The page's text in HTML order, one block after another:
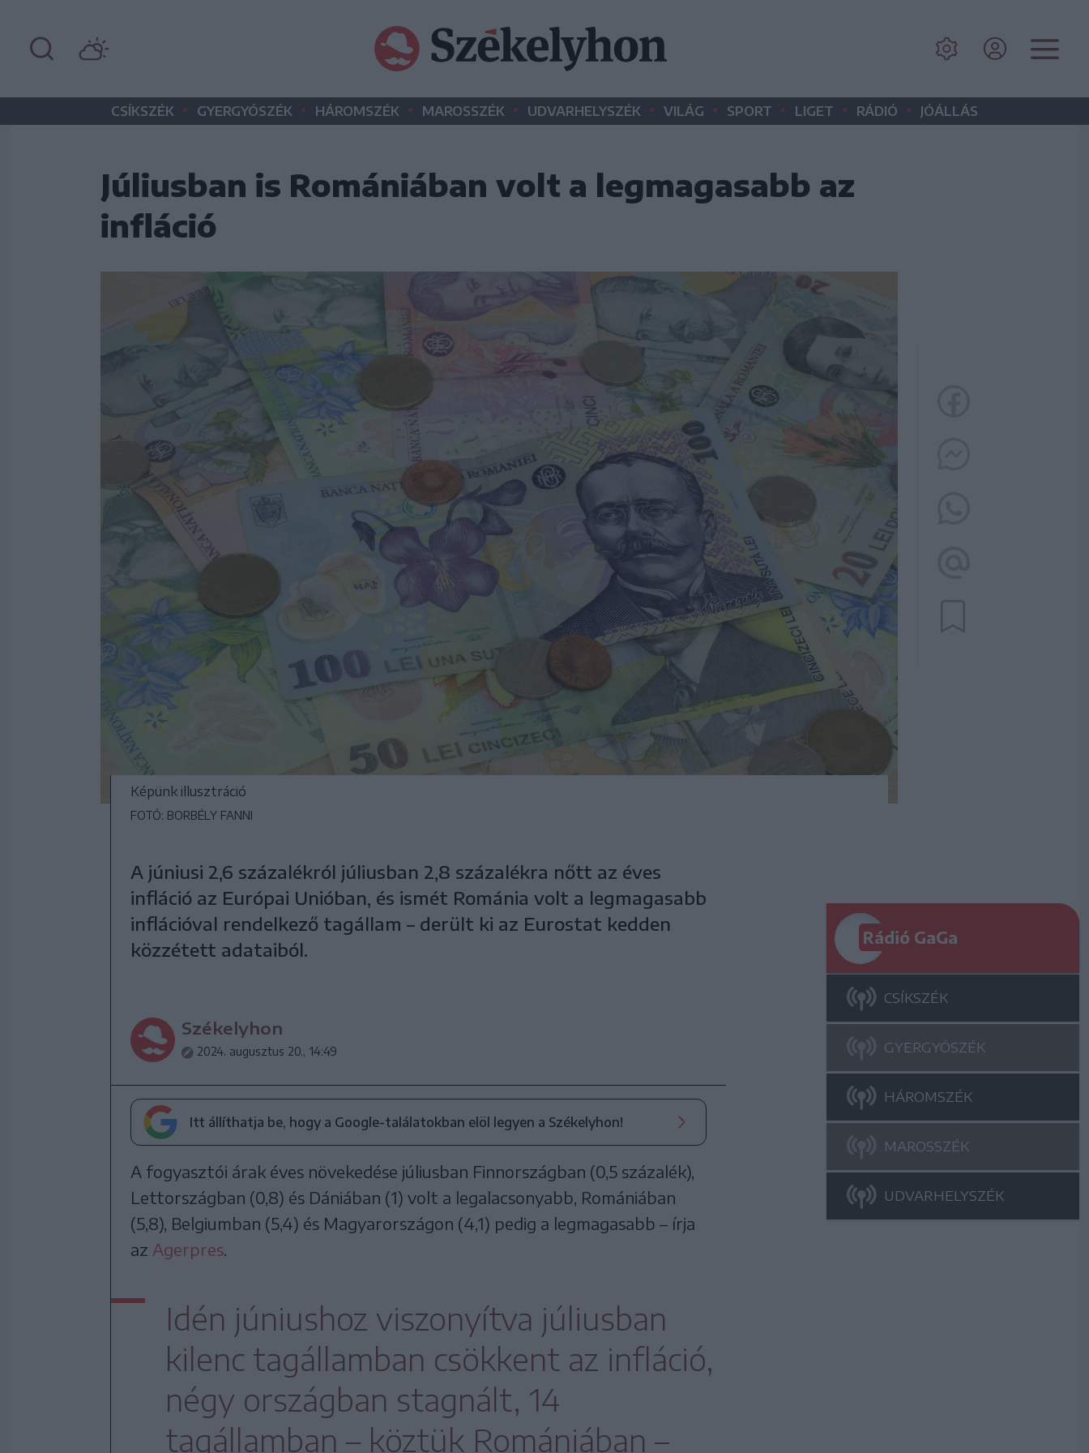
CSÍKSZÉK • GYERGYÓSZÉK • HÁROMSZÉK • MAROSSZÉK • UDVARHELYSZÉK • VILÁG • SPORT • LIGET • RÁDIÓ • JÓÁLLÁS
Júliusban is Romániában volt a legmagasabb az
infláció
Képünk illusztráció
FOTÓ: BORBÉLY FANNI
A júniusi 2,6 százalékról júliusban 2,8 százalékra nőtt az éves
infláció az Európai Unióban, és ismét Románia volt a legmagasabb
inflációval rendelkező tagállam – derült ki az Eurostat kedden
közzétett adataiból.
Székelyhon
2024. augusztus 20., 14:49
Itt állíthatja be, hogy a Google-találatokban elöl legyen a Székelyhon!
A fogyasztói árak éves növekedése júliusban Finnországban (0,5 százalék),
Lettországban (0,8) és Dániában (1) volt a legalacsonyabb, Romániában
(5,8), Belgiumban (5,4) és Magyarországon (4,1) pedig a legmagasabb – írja
az Agerpres.
Idén júniushoz viszonyítva júliusban
kilenc tagállamban csökkent az infláció,
négy országban stagnált, 14
tagállamban – köztük Romániában –
Rádió GaGa
CSÍKSZÉK
GYERGYÓSZÉK
HÁROMSZÉK
MAROSSZÉK
UDVARHELYSZÉK